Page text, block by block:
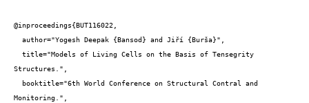
@inproceedings{BUT116022,
Structures.",
Monitoring.",